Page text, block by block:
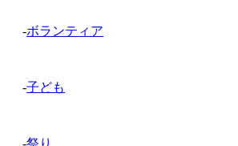
-ボランティア
-子ども
-祭り